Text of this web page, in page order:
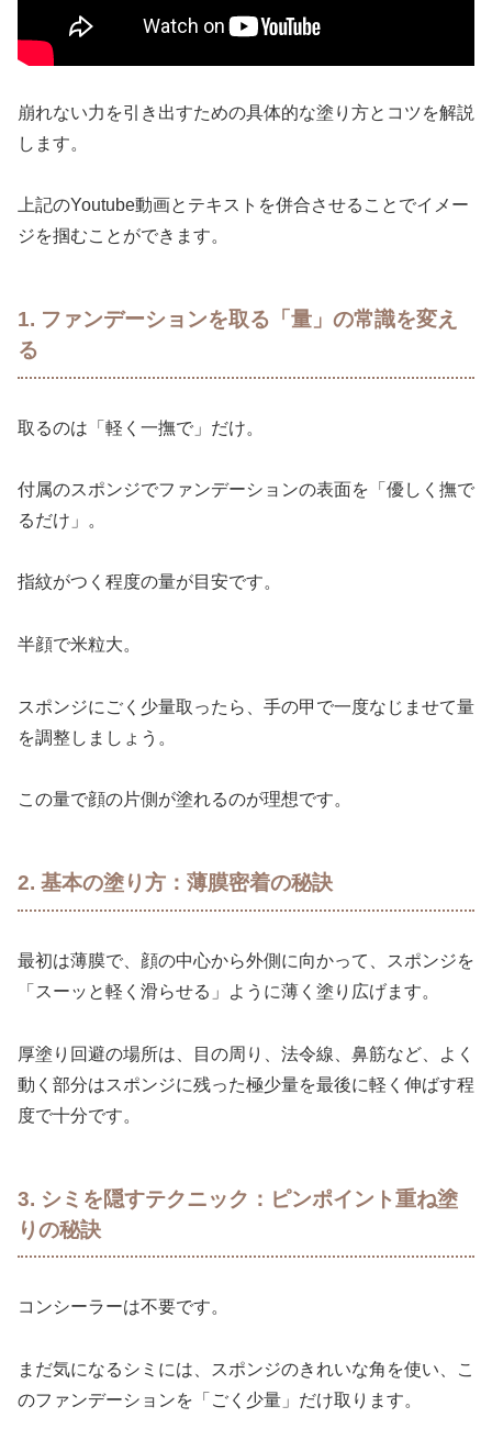
崩れない力を引き出すための具体的な塗り方とコツを解説
します。
上記のYoutube動画とテキストを併合させることでイメー
ジを掴むことができます。
1. ファンデーションを取る「量」の常識を変え
る
取るのは「軽く一撫で」だけ。
付属のスポンジでファンデーションの表面を「優しく撫で
るだけ」。
指紋がつく程度の量が目安です。
半顔で米粒大。
スポンジにごく少量取ったら、手の甲で一度なじませて量
を調整しましょう。
この量で顔の片側が塗れるのが理想です。
2. 基本の塗り方：薄膜密着の秘訣
最初は薄膜で、顔の中心から外側に向かって、スポンジを
「スーッと軽く滑らせる」ように薄く塗り広げます。
厚塗り回避の場所は、目の周り、法令線、鼻筋など、よく
動く部分はスポンジに残った極少量を最後に軽く伸ばす程
度で十分です。
3. シミを隠すテクニック：ピンポイント重ね塗
りの秘訣
コンシーラーは不要です。
まだ気になるシミには、スポンジのきれいな角を使い、こ
のファンデーションを「ごく少量」だけ取ります。